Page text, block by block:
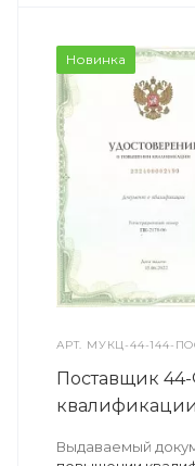
Новинка
АРТ. МУКЦ-44-144-
Поставщик
квалификации
Выдаваемый